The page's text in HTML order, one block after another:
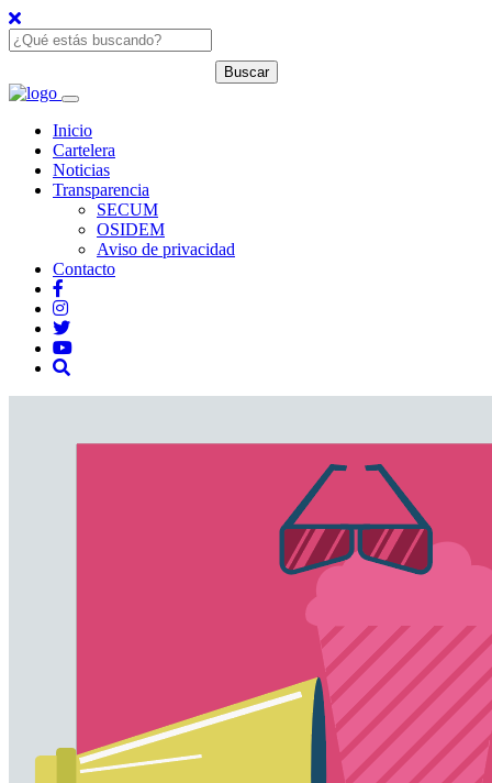
Inicio
Cartelera
Noticias
Transparencia
SECUM
OSIDEM
Aviso de privacidad
Contacto